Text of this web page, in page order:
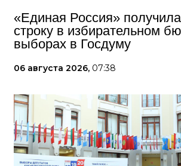
«Единая Россия»
строку в избирательном
выборах в Госдуму
06 августа 2026, 07:38